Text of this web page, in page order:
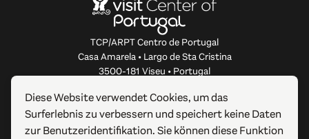
TCP/ARPT Centro de Portugal
Casa Amarela • Largo de Sta Cristina
3500-181 Viseu • Portugal
ÜBER DIESE WEBSITE
Diese Website verwendet Cookies, um das
Surferlebnis zu verbessern und speichert keine Daten
zur Benutzeridentifikation. Sie können diese Funktion